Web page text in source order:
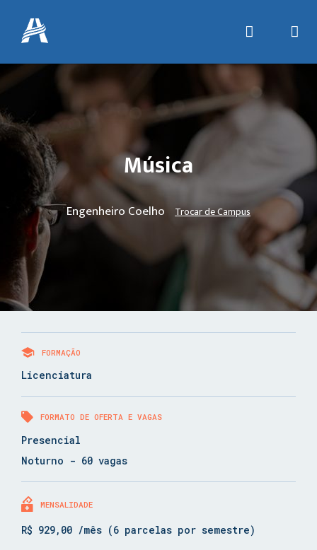
Música
Engenheiro Coelho Trocar de Campus
FORMAÇÃO
Licenciatura
FORMATO DE OFERTA E VAGAS
Presencial
Noturno - 60 vagas
MENSALIDADE
R$ 929,00 /mês (6 parcelas por semestre)